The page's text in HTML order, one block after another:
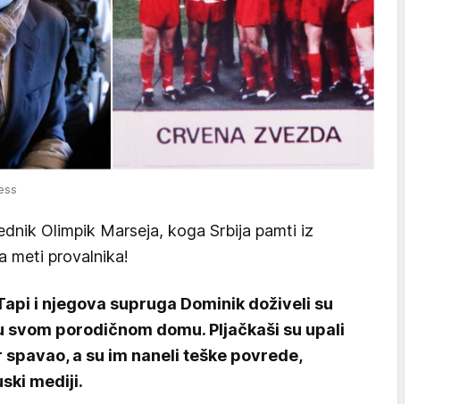
Olimpik Marseja, koga Srbija pamti iz
meti provalnika!
i njegova supruga Dominik doživeli su
svom porodičnom domu. Pljačkaši su upali
spavao, a su im naneli teške povrede,
mediji.